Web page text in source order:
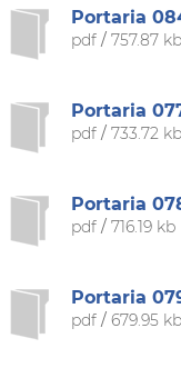
Portaria
pdf/ 757.87 kb
Portaria
pdf/ 733.72 kb
Portaria
pdf/ 716.19 kb
Portaria
pdf/ 679.95 kb